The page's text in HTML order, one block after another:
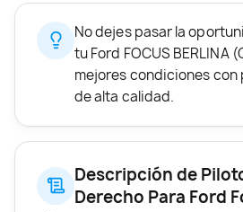
No dejes pasar la
tu Ford FOCUS BERLINA
mejores condiciones
de alta calidad.
Descripción de
Derecho Para Ford